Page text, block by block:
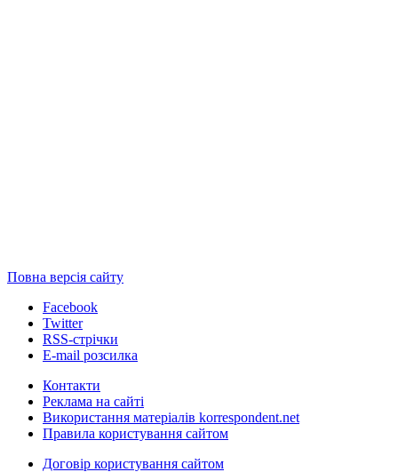
Повна версія сайту
Facebook
Twitter
RSS-стрічки
E-mail розсилка
Контакти
Реклама на сайті
Використання матеріалів korrespondent.net
Правила користування сайтом
Договір користування сайтом